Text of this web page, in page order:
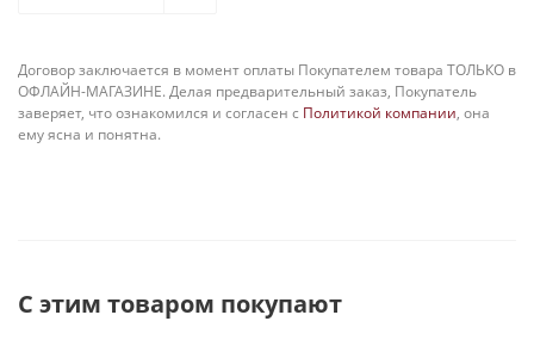
Договор заключается в момент оплаты Покупателем товара ТОЛЬКО в
ОФЛАЙН-МАГАЗИНЕ. Делая предварительный заказ, Покупатель
заверяет, что ознакомился и согласен с Политикой компании, она
ему ясна и понятна.
С этим товаром покупают